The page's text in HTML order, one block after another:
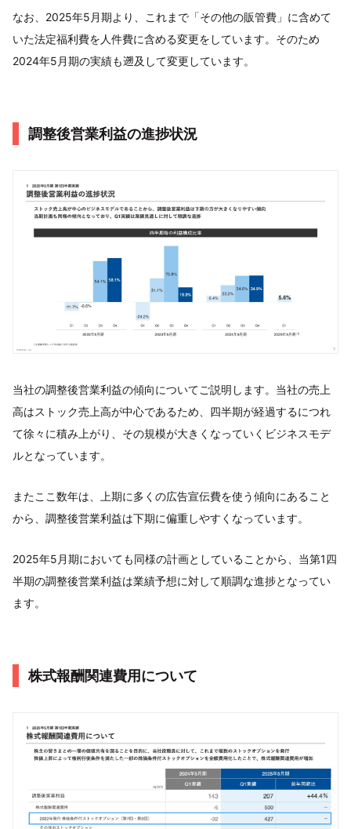
なお、2025年5月期より、これまで「その他の販管費」に含めて
いた法定福利費を人件費に含める変更をしています。そのため
2024年5月期の実績も遡及して変更しています。
調整後営業利益の進捗状況
当社の調整後営業利益の傾向についてご説明します。当社の売上
高はストック売上高が中心であるため、四半期が経過するにつれ
て徐々に積み上がり、その規模が大きくなっていくビジネスモデ
ルとなっています。
またここ数年は、上期に多くの広告宣伝費を使う傾向にあること
から、調整後営業利益は下期に偏重しやすくなっています。
2025年5月期においても同様の計画としていることから、当第1四
半期の調整後営業利益は業績予想に対して順調な進捗となってい
ます。
株式報酬関連費用について